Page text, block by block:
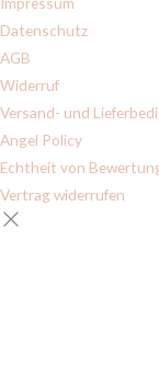
Datenschutz
AGB
Widerruf
Versand- und
Angel Policy
Echtheit von
Vertrag widerrufen